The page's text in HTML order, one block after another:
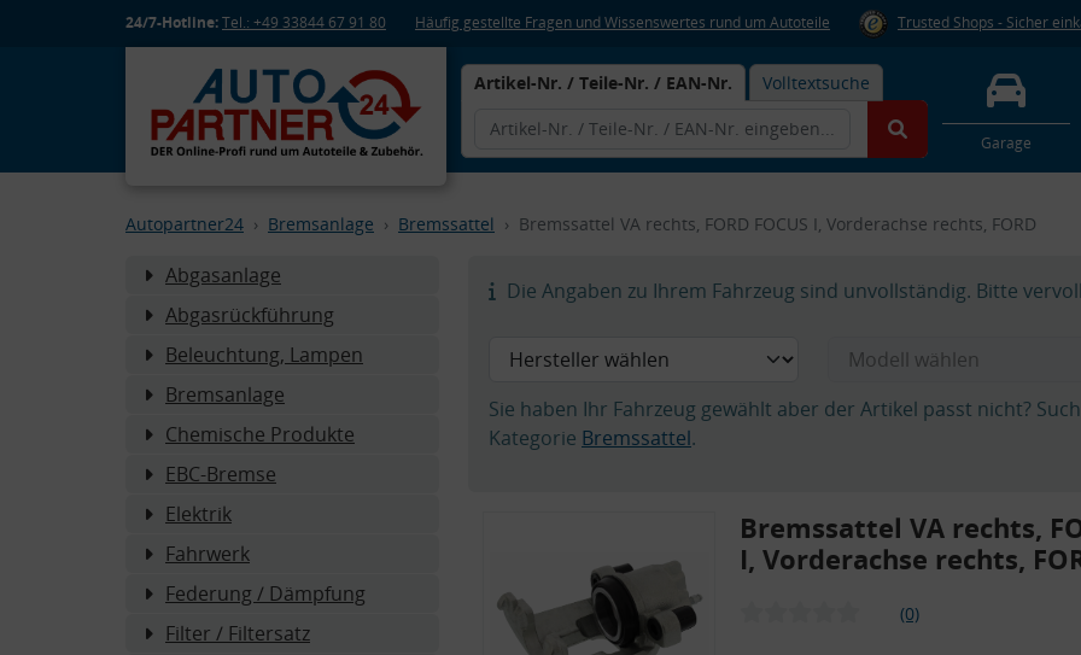
24/7-Hotline:Tel.: +49 33844 67 91 80 Häufig gestellte Fragen und Wissenswertes rund um Autoteile Trusted Shops - Sicher
Artikel-Nr. / Teile-Nr. / EAN-Nr. Volltextsuche
Garage
Autopartner24 Bremsanlage Bremssattel Bremssattel VA rechts, FORD FOCUS I, Vorderachse rechts, FORD
Abgasanlage
Abgasrückführung
Beleuchtung, Lampen
Bremsanlage
Chemische Produkte
EBC-Bremse
Elektrik
Fahrwerk
Federung / Dämpfung
Filter / Filtersatz
Die Angaben zu Ihrem Fahrzeug sind unvollständig. Bitte
Sie haben Ihr Fahrzeug gewählt aber der Artikel passt nicht?
Kategorie Bremssattel.
Bremssattel VA rechts,
I, Vorderachse rechts,
(0)